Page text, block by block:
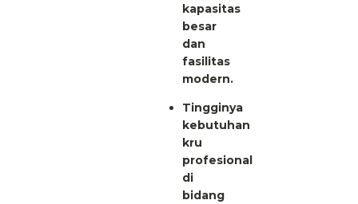
kapasitas
besar
dan
fasilitas
modern.
Tingginya
kebutuhan
kru
profesional
di
bidang